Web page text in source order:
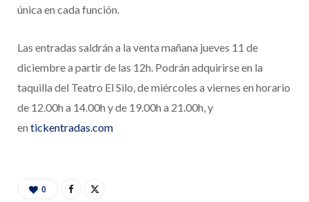
única en cada función.
Las entradas saldrán a la venta mañana jueves 11 de
diciembre a partir de las 12h. Podrán adquirirse en la
taquilla del Teatro El Silo, de miércoles a viernes en horario
de 12.00h a 14.00h y de 19.00h a 21.00h, y
en tickentradas.com
0